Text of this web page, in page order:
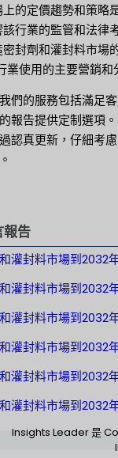
的定價趨勢和策略
行業的監管和法律
封劑和灌封料市場
業使用的主要營銷和
們的服務包括滿足
報告提供定制選項
認真更新，仔細考
報告
灌封料市場到2032
灌封料市場到2032
灌封料市場到2032
灌封料市場到2032
灌封料市場到2032
灌封料市場到2032
Insights Leader 是